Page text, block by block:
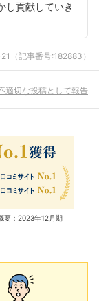
し貢献していき
（記事番号:182883 ）
適切な投稿として報告
：2023年12月期